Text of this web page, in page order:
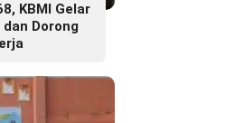
KBMI Gelar
Dorong